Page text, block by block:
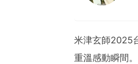
米津玄師2025
重溫感動瞬間